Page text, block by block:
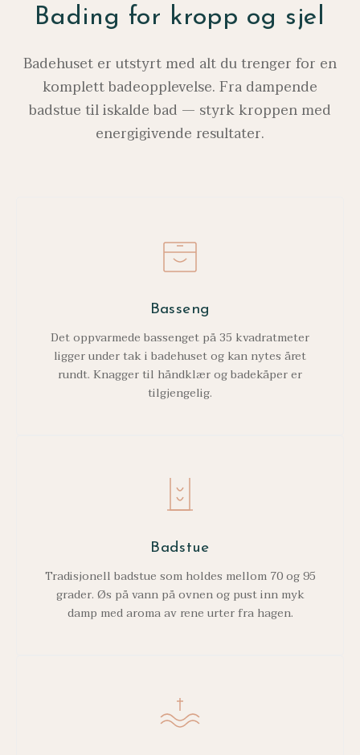
Bading for kropp og sjel
Badehuset er utstyrt med alt du trenger for en
komplett badeopplevelse. Fra dampende
badstue til iskalde bad — styrk kroppen med
energigivende resultater.
Basseng
Det oppvarmede bassenget på 35 kvadratmeter
ligger under tak i badehuset og kan nytes året
rundt. Knagger til håndklær og badekåper er
tilgjengelig.
Badstue
Tradisjonell badstue som holdes mellom 70 og 95
grader. Øs på vann på ovnen og pust inn myk
damp med aroma av rene urter fra hagen.